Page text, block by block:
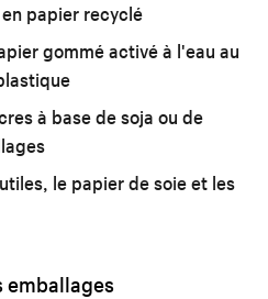
papier recyclé
gommé activé à l'eau au
à base de soja ou de
le papier de soie et les
emballages